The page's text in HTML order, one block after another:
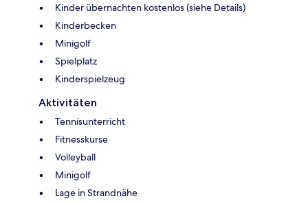
Kinder übernachten kostenlos (siehe Details)
Kinderbecken
Minigolf
Spielplatz
Kinderspielzeug
Aktivitäten
Tennisunterricht
Fitnesskurse
Volleyball
Minigolf
Lage in Strandnähe